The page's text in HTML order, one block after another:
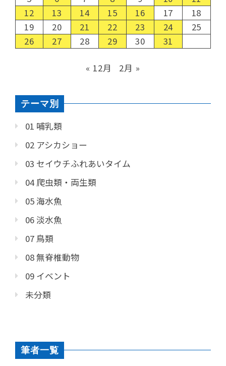
12
13 14 15 16 17
18
19
20 21 22 23 24
25
26
27 28 29 30 31
« 12月 2月 »
テーマ別
01 哺乳類
02 アシカショー
03 セイウチふれあいタイム
04 爬虫類・両生類
05 海水魚
06 淡水魚
07 鳥類
08 無脊椎動物
09 イベント
未分類
筆者一覧